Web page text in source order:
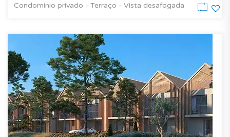
Condomínio privado - Terraço - Vista desafogada